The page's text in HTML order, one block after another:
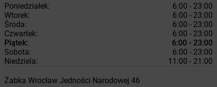
Poniedziałek:
6:00 - 23:00
Wtorek:
6:00 - 23:00
Środa:
6:00 - 23:00
Czwartek:
6:00 - 23:00
Piątek:
6:00 - 23:00
Sobota:
6:00 - 23:00
Niedziela:
11:00 - 21:00
Żabka Wrocław Jedności Narodowej 46